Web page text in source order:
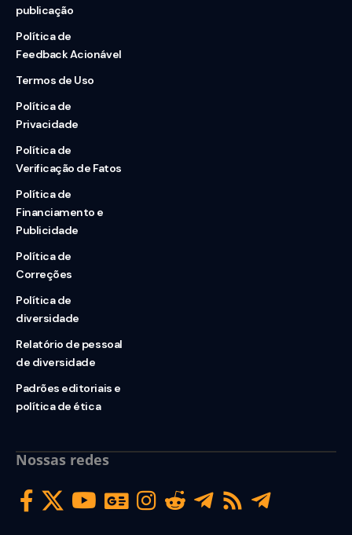
publicação
Política de
Feedback Acionável
Termos de Uso
Política de
Privacidade
Política de
Verificação de Fatos
Política de
Financiamento e
Publicidade
Política de
Correções
Política de
diversidade
Relatório de pessoal
de diversidade
Padrões editoriais e
política de ética
Nossas redes